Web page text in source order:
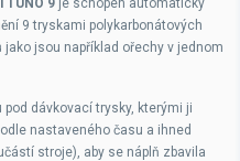
9 je schopen automaticky
9 tryskami polykarbonátových
jsou například ořechy v jednom
dávkovací trysky, kterými ji
nastaveného času a ihned
stroje), aby se náplň zbavila